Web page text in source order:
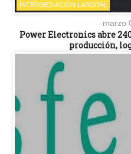
INTERMEDIACIÓN LABORAL
marzo
Power Electronics abre
producción,